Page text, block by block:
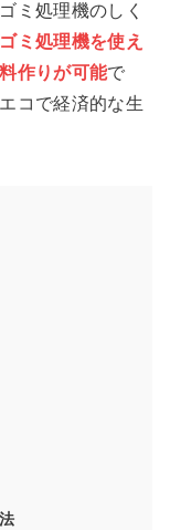
ミ処理機のしく
ミ処理機を使え
作りが可能で
コで経済的な生